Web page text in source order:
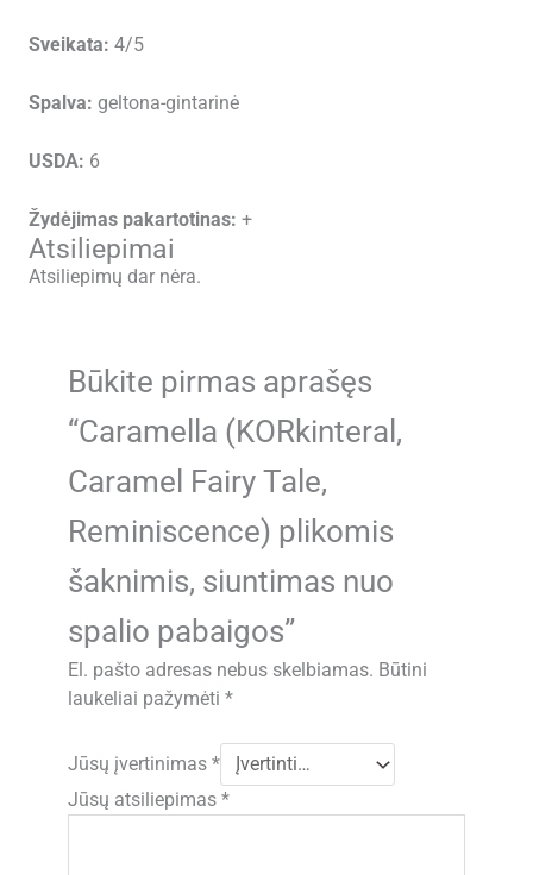
Sveikata: 4/5
Spalva: geltona-gintarinė
USDA: 6
Žydėjimas pakartotinas: +
Atsiliepimai
Atsiliepimų dar nėra.
Būkite pirmas aprašęs
“Caramella (KORkinteral,
Caramel Fairy Tale,
Reminiscence) plikomis
šaknimis, siuntimas nuo
spalio pabaigos”
El. pašto adresas nebus skelbiamas. Būtini
laukeliai pažymėti*
Jūsų įvertinimas*
Jūsų atsiliepimas*